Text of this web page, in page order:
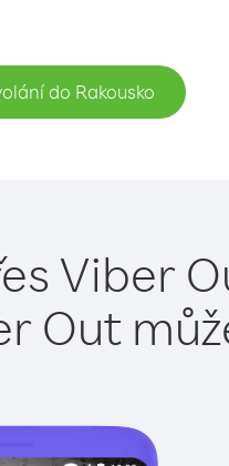
do Rakousko
Viber
Out